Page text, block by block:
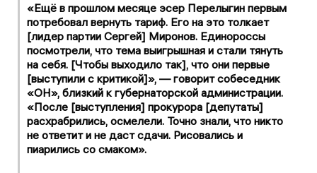
«Ещё в прошлом месяце эсер Перелыгин первым
потребовал вернуть тариф. Его на это толкает
[лидер партии Сергей] Миронов. Единороссы
посмотрели, что тема выигрышная и стали тянуть
на себя. [Чтобы выходило так], что они первые
[выступили с критикой]», — говорит собеседник
«ОН», близкий к губернаторской администрации.
«После [выступления] прокурора [депутаты]
расхрабрились, осмелели. Точно знали, что никто
не ответит и не даст сдачи. Рисовались и
пиарились со смаком».